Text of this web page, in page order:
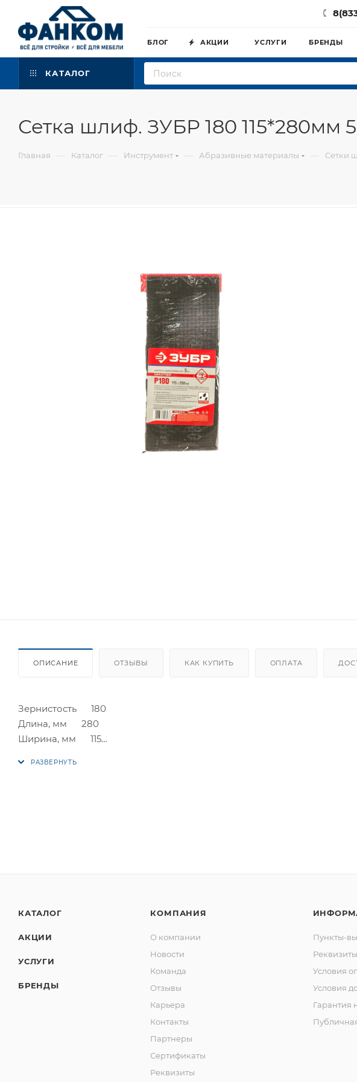
БЛОГ АКЦИИ УСЛУГИ БРЕНДЫ
КАТАЛОГ
Сетка шлиф. ЗУБР 180 115*280мм
Главная — Каталог — Инструмент — Абразивные материалы — Сетки
ОПИСАНИЕ ОТЗЫВЫ КАК КУПИТЬ ОПЛАТА
Зернистость 180
Длина, мм 280
Ширина, мм 115
КАТАЛОГ
АКЦИИ
УСЛУГИ
БРЕНДЫ
КОМПАНИЯ
О компании
Новости
Команда
Отзывы
Карьера
Контакты
Партнеры
Сертификаты
Реквизиты
Пункты-
Реквизиты
Условия
Условия
Гарантия